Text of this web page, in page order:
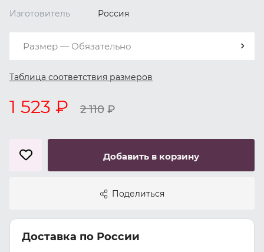
Изготовитель
Россия
Размер — Обязательно
Таблица соответствия размеров
1 523 ₽ 2 110 ₽
Добавить в корзину
Поделиться
Доставка по России